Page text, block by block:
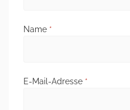
Name *
E-Mail-Adresse *